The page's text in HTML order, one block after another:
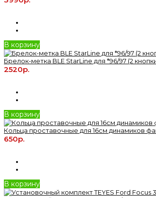
В корзину
Брелок-метка BLE StarLine для *96/97 (2
2520р.
В корзину
Кольца проставочные для 16см динамиков
650р.
В корзину